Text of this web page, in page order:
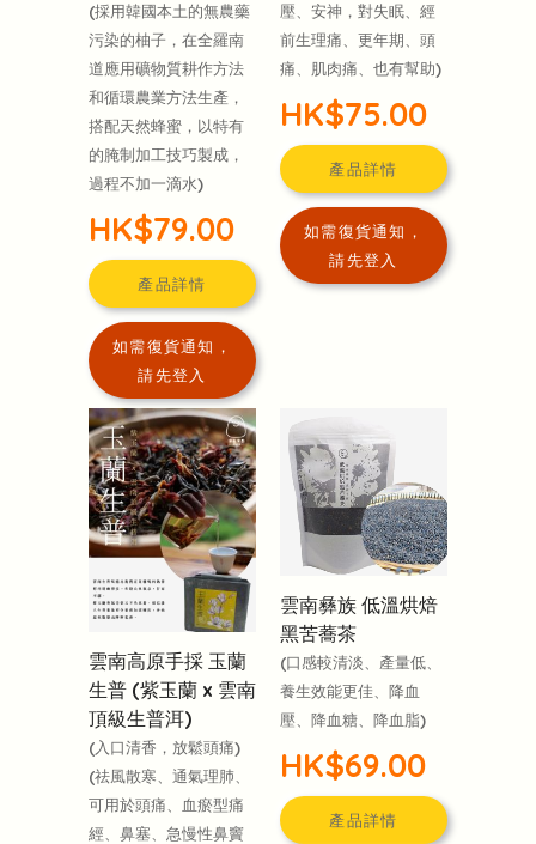
(採用韓國本土的無農藥
污染的柚子，在全羅南
道應用礦物質耕作方法
和循環農業方法生產，
搭配天然蜂蜜，以特有
的腌制加工技巧製成，
過程不加一滴水)
HK$79.00
產品詳情
如需復貨通知，
請先登入
壓、安神，對失眠、經
前生理痛、更年期、頭
痛、肌肉痛、也有幫助)
HK$75.00
產品詳情
如需復貨通知，
請先登入
雲南高原手採 玉蘭
生普 (紫玉蘭 x 雲南
頂級生普洱)
(入口清香，放鬆頭痛)
(祛風散寒、通氣理肺、
可用於頭痛、血瘀型痛
經、鼻塞、急慢性鼻竇
雲南彝族 低溫烘焙
黑苦蕎茶
(口感較清淡、產量低、
養生效能更佳、降血
壓、降血糖、降血脂)
HK$69.00
產品詳情